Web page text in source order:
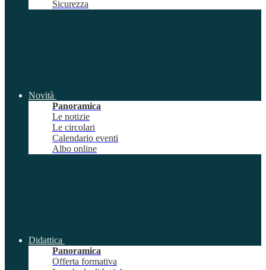
Sicurezza
Novità
Panoramica
Le notizie
Le circolari
Calendario eventi
Albo online
Didattica
Panoramica
Offerta formativa